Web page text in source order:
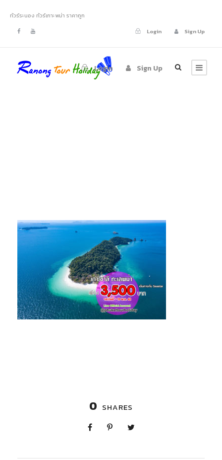
ทัวร์ระนอง ทัวร์เกาะพม่า ราคาถูก
Login
Sign Up
Login Sign Up
0 SHARES